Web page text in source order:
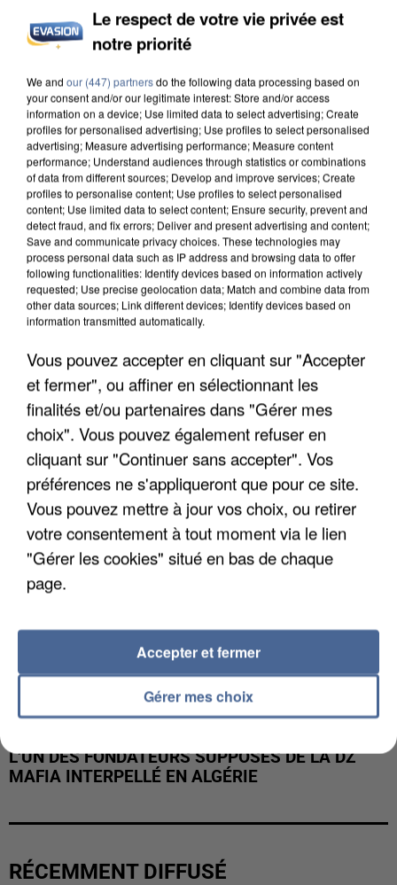
INCENDIES : L’ÎLE-DE-FRANCE LANCE UN ÉLAN
DE SOLIDARITÉ AVEC LES...
APRÈS TOUTES CES CANICULES, LES REFUGES
DE FAUNE SAUVAGE SONT...
L’UN DES FONDATEURS SUPPOSÉS DE LA DZ
MAFIA INTERPELLÉ EN ALGÉRIE
RÉCEMMENT DIFFUSÉ
Le respect de votre vie privée est
notre priorité
We and our (447) partnersdo the following data processing based on
your consent and/or our legitimate interest: Store and/or access
information on a device; Use limited data to select advertising; Create
profiles for personalised advertising; Use profiles to select personalised
advertising; Measure advertising performance; Measure content
performance; Understand audiences through statistics or combinations
of data from different sources; Develop and improve services; Create
profiles to personalise content; Use profiles to select personalised
content; Use limited data to select content; Ensure security, prevent and
detect fraud, and fix errors; Deliver and present advertising and content;
Save and communicate privacy choices. These technologies may
process personal data such as IP address and browsing data to offer
following functionalities: Identify devices based on information actively
requested; Use precise geolocation data; Match and combine data from
other data sources; Link different devices; Identify devices based on
information transmitted automatically.
Vous pouvez accepter en cliquant sur "Accepter
et fermer", ou affiner en sélectionnant les
finalités et/ou partenaires dans "Gérer mes
choix". Vous pouvez également refuser en
cliquant sur "Continuer sans accepter". Vos
préférences ne s'appliqueront que pour ce site.
Vous pouvez mettre à jour vos choix, ou retirer
votre consentement à tout moment via le lien
"Gérer les cookies" situé en bas de chaque
page.
Gérer mes choix
Accepter et fermer